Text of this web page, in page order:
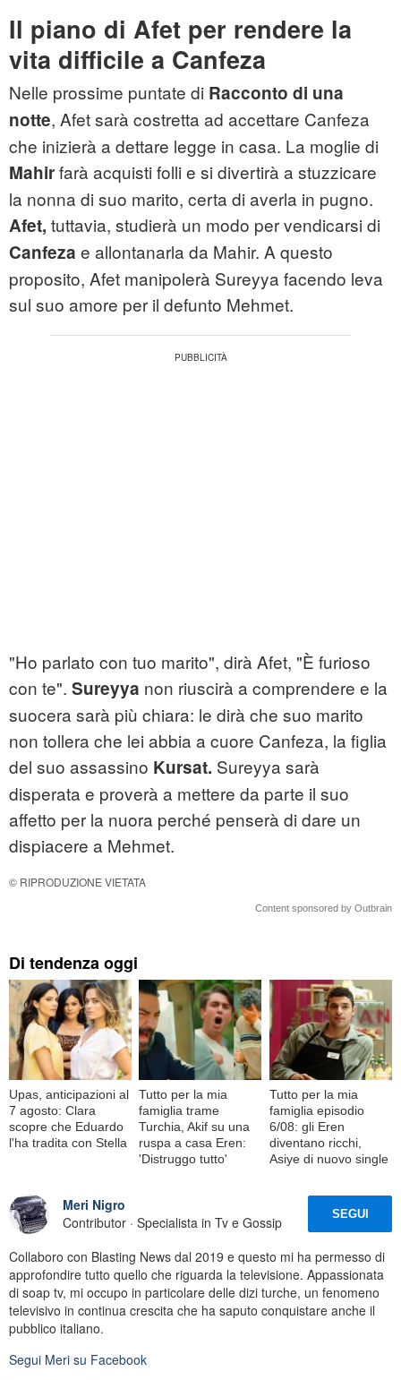
Il piano di Afet per rendere la
vita difficile a Canfeza
Nelle prossime puntate di Racconto di una
notte, Afet sarà costretta ad accettare Canfeza
che inizierà a dettare legge in casa. La moglie di
Mahirfarà acquisti folli e si divertirà a stuzzicare
la nonna di suo marito, certa di averla in pugno.
Afet, tuttavia, studierà un modo per vendicarsi di
Canfeza e allontanarla da Mahir. A questo
proposito, Afet manipolerà Sureyya facendo leva
sul suo amore per il defunto Mehmet.
"Ho parlato con tuo marito", dirà Afet, "È furioso
con te". Sureyya non riuscirà a comprendere e la
suocera sarà più chiara: le dirà che suo marito
non tollera che lei abbia a cuore Canfeza, la figlia
del suo assassino Kursat. Sureyya sarà
disperata e proverà a mettere da parte il suo
affetto per la nuora perché penserà di dare un
dispiacere a Mehmet.
© RIPRODUZIONE VIETATA
Content sponsored by Outbrain
Di tendenza oggi
Upas, anticipazioni al
7 agosto: Clara
scopre che Eduardo
l'ha tradita con Stella
Tutto per la mia
famiglia trame
Turchia, Akif su una
ruspa a casa Eren:
'Distruggo tutto'
Tutto per la mia
famiglia episodio
6/08: gli Eren
diventano ricchi,
Asiye di nuovo single
Meri Nigro
Contributor · Specialista in Tv e Gossip
SEGUI
Collaboro con Blasting News dal 2019 e questo mi ha permesso di
approfondire tutto quello che riguarda la televisione. Appassionata
di soap tv, mi occupo in particolare delle dizi turche, un fenomeno
televisivo in continua crescita che ha saputo conquistare anche il
pubblico italiano.
Segui Meri su Facebook